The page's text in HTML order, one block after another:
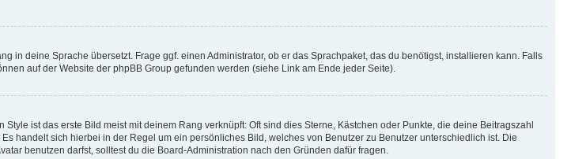
deine Sprache übersetzt. Frage ggf. einen Administrator, ob er das Sprachpaket, das du benötigst, installieren kann. Falls
auf der Website der phpBB Group gefunden werden (siehe Link am Ende jeder Seite).
ist das erste Bild meist mit deinem Rang verknüpft: Oft sind dies Sterne, Kästchen oder Punkte, die deine Beitragszahl
handelt sich hierbei in der Regel um ein persönliches Bild, welches von Benutzer zu Benutzer unterschiedlich ist. Die
benutzen darfst, solltest du die Board-Administration nach den Gründen dafür fragen.